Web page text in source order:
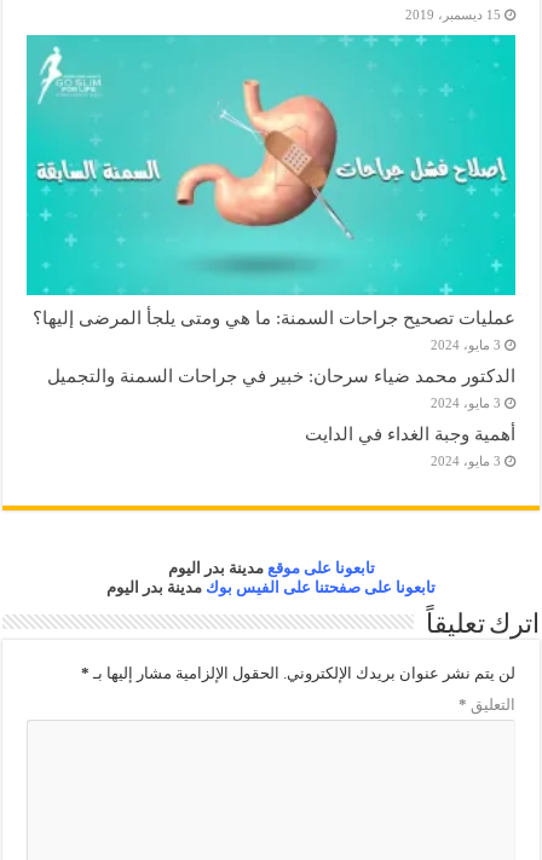
15 ديسمبر، 2019
عمليات تصحيح جراحات السمنة: ما هي ومتى يلجأ المرضى إليها؟
3 مايو، 2024
الدكتور محمد ضياء سرحان: خبير في جراحات السمنة والتجميل
3 مايو، 2024
أهمية وجبة الغداء في الدايت
3 مايو، 2024
تابعونا على موقع مدينة بدر اليوم
تابعونا على صفحتنا على الفيس بوك مدينة بدر اليوم
اترك تعليقاً
لن يتم نشر عنوان بريدك الإلكتروني. الحقول الإلزامية مشار إليها بـ *
التعليق *